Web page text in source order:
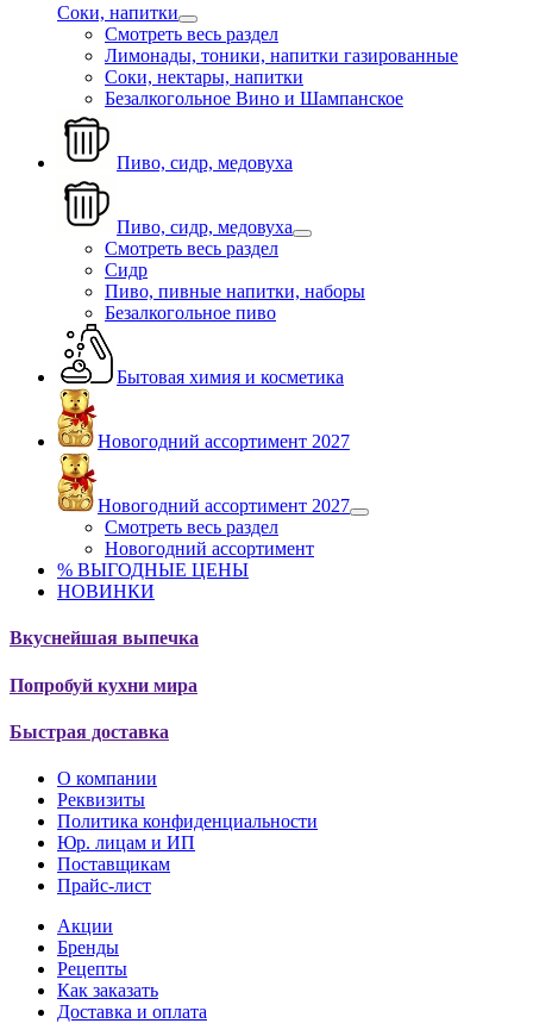
Соки, напитки
Смотреть весь раздел
Лимонады, тоники, напитки газированные
Соки, нектары, напитки
Безалкогольное Вино и Шампанское
Пиво, сидр, медовуха
Пиво, сидр, медовуха
Смотреть весь раздел
Сидр
Пиво, пивные напитки, наборы
Безалкогольное пиво
Бытовая химия и косметика
Новогодний ассортимент 2027
Новогодний ассортимент 2027
Смотреть весь раздел
Новогодний ассортимент
% ВЫГОДНЫЕ ЦЕНЫ
НОВИНКИ
Вкуснейшая выпечка
Попробуй кухни мира
Быстрая доставка
О компании
Реквизиты
Политика конфиденциальности
Юр. лицам и ИП
Поставщикам
Прайс-лист
Акции
Бренды
Рецепты
Как заказать
Доставка и оплата